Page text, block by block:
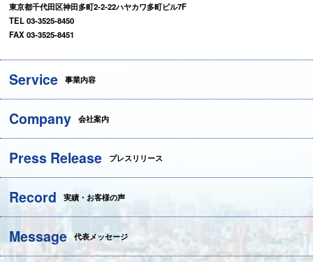
東京都千代田区神田多町2-2-22ハヤカワ多町ビル7F
TEL 03-3525-8450
FAX 03-3525-8451
Service 事業内容
Company 会社案内
Press Release プレスリリース
Record 実績・お客様の声
Message 代表メッセージ